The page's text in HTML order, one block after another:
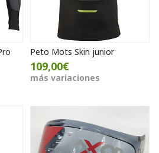
Peto Mots Skin junior
109,00€
más variaciones